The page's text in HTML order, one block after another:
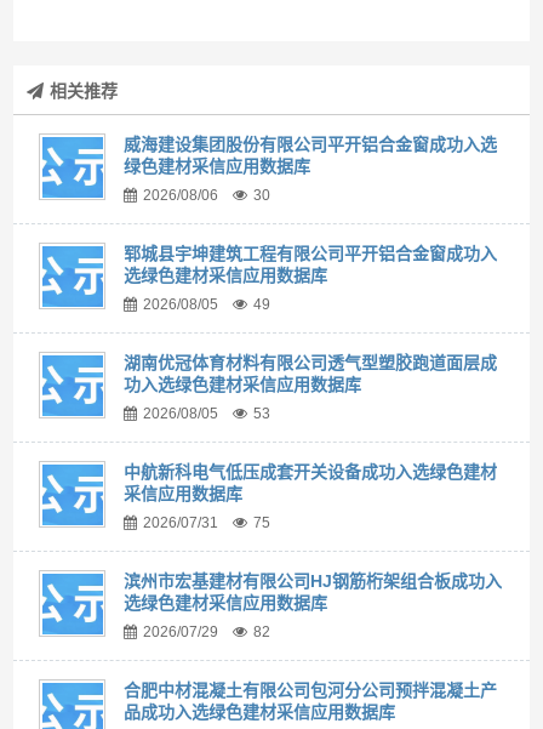
相关推荐
威海建设集团股份有限公司平开铝合金窗成功入选
绿色建材采信应用数据库
2026/08/06 30
郓城县宇坤建筑工程有限公司平开铝合金窗成功入
选绿色建材采信应用数据库
2026/08/05 49
湖南优冠体育材料有限公司透气型塑胶跑道面层成
功入选绿色建材采信应用数据库
2026/08/05 53
中航新科电气低压成套开关设备成功入选绿色建材
采信应用数据库
2026/07/31 75
滨州市宏基建材有限公司HJ钢筋桁架组合板成功入
选绿色建材采信应用数据库
2026/07/29 82
合肥中材混凝土有限公司包河分公司预拌混凝土产
品成功入选绿色建材采信应用数据库